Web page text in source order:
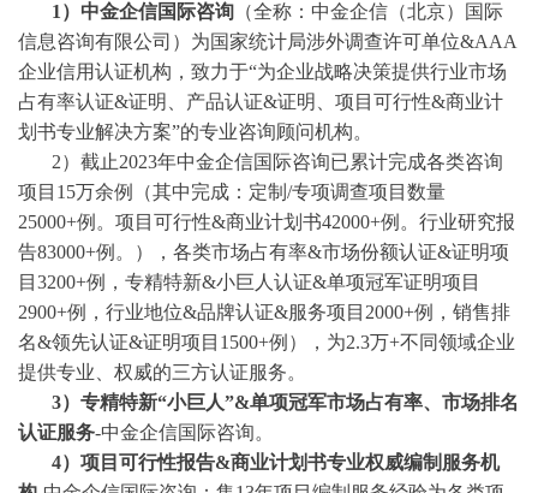
1）中金企信国际咨询 （全称：中金企信（北京）国际
信息咨询有限公司）为国家统计局涉外调查许可单位&AAA
企业信用认证机构，致力于“为企业战略决策提供行业市场
占有率认证&证明、产品认证&证明、项目可行性&商业计
划书专业解决方案”的专业咨询顾问机构。
2）截止2023年中金企信国际咨询已累计完成各类咨询
项目15万余例（其中完成： 定制 /专项调查项目数量
25000+例。项目可行性&商业计划书42000+例。行业研究报
告83000+例。），各类市场占有率&市场份额认证&证明项
目3200+例，专精特新&小巨人认证&单项冠军证明项目
2900+例，行业地位&品牌认证&服务项目2000+例，销售排
名&领先认证&证明项目1500+例），为2.3万+不同领域企业
提供专业、权威的三方认证服务。
3）专精特新“小巨人”&单项冠军市场占有率、市场排名
认证服务-中金企信国际咨询。
4）项目可行性报告&商业计划书专业权威编制服务机